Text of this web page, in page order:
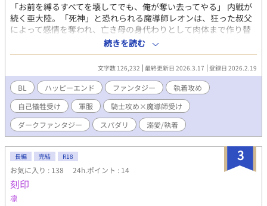
​「お前を縛るすべてを壊してでも、俺が奪い去ってやる」 ​内戦が
続く亜大陸。「死神」と恐れられる魔導師レオンは、狂った叔父
によって感情を奪われ、亡き母の身代わりとして肉体まで作り替
えられた兵器だった。 叔父の歪んだ支配に縛られ、戦場での死だ
けを願うレオン。だが、宿敵の騎士アルヴィンは、そんな彼を狂
おしい執着で追い詰めていく。 ​執着する叔父の鎖を断ち切り、死
神の衣を剥ぎ取ったとき。二人は戦火よりも熱く、狂おしい愛欲
の沼へと堕ちていく――。 ------------------------------------ ■普段は
BLを愛する絵描きとして活動していますが、漫画だけでは描きき
れない膨大な妄想を形にするため、AIをパートナーに迎えて小説
という形で執筆しました。表紙や挿絵は自作となります。 ■全12
万文字（全37話予定）、執筆完了済み・毎日22時（完結まで毎日
官能描写が含まれるエピソードには、タイトル末尾に（R）を表
記しております。 ■挿絵があるページはタイトル後に(絵)を表記
しています。 【追記】2026/03/17に完結いたしました。今後は番
外編やスピンオフを投稿予定です。お付き合いいただきありがと
うございました！
続きを読む
文字数 126,232 最終更新日 2026.3.17 登録日 2026.2.19
BL ハッピーエンド ファンタジー
執着攻め
自己犠牲受け
軍服
騎士攻め×魔導師受け
ダークファンタジー
スパダリ 溺愛/執着
3
長編 完結 R18
お気に入り : 138 24h.ポイント : 14
刻印
凛